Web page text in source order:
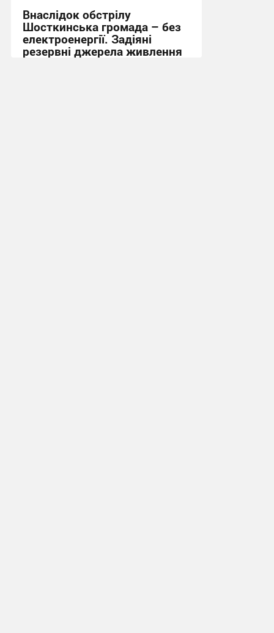
Внаслідок обстрілу
Шосткинська громада – без
електроенергії. Задіяні
резервні джерела живлення